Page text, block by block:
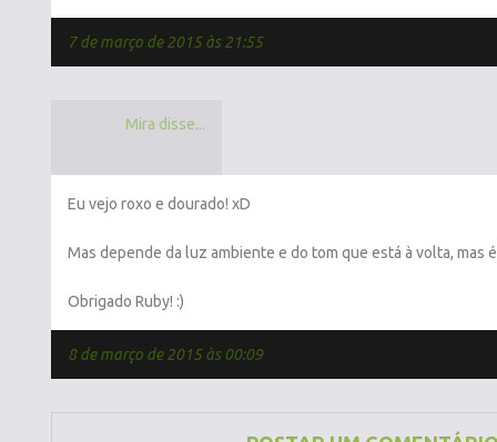
7 de março de 2015 às 21:55
Mira disse...
Eu vejo roxo e dourado! xD
Mas depende da luz ambiente e do tom que está à volta, mas
Obrigado Ruby! :)
8 de março de 2015 às 00:09